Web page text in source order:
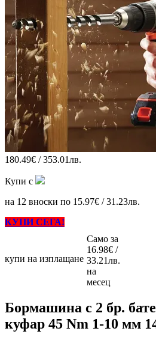
180.49€ / 353.01лв.
Купи с
на 12 вноски по 15.97€ / 31.23лв.
КУПИ СЕГА!
купи на изплащане
Само за
16.98€ /
33.21лв.
на
месец
Бормашина с 2 бр.
куфар 45 Nm 1-10 мм